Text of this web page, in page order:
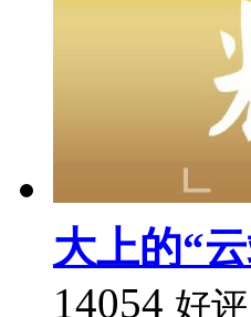
大上的“
14054 好评